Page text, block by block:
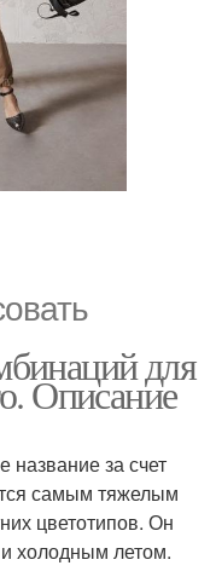
для
Описание
название за счет
самым тяжелым
цветотипов. Он
холодным летом.